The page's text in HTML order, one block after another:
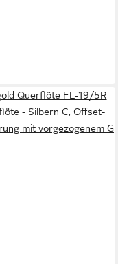
Querflöte FL-19/5R
- Silbern C, Offset-
mit vorgezogenem G